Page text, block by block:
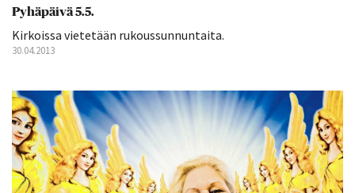
Pyhäpäivä 5.5.
Kirkoissa vietetään rukoussunnuntaita.
30.04.2013